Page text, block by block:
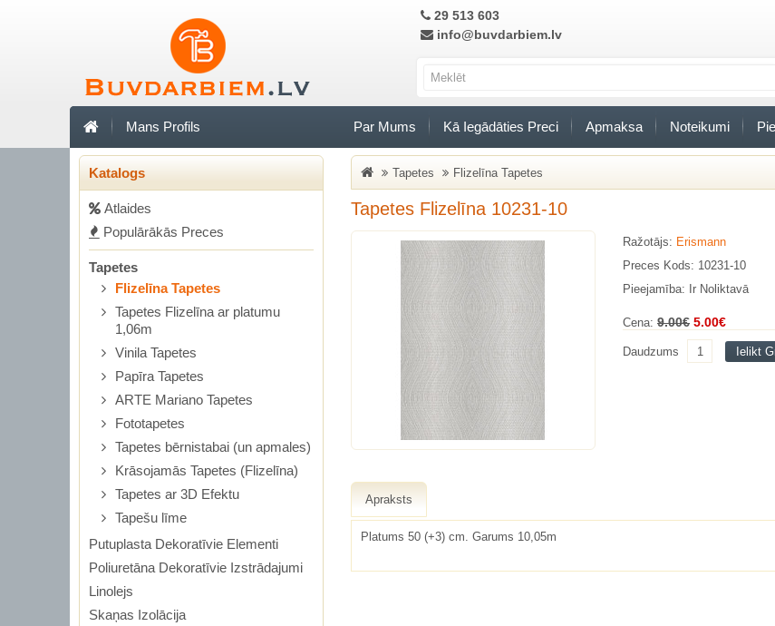
29 513 603
info@buvdarbiem.lv
Mans Profils Par Mums Kā Iegādāties Preci Apmaksa Noteikumi
Katalogs
Аtlaides
Populārākās Preces
Tapetes
Flizelīna Tapetes
Tapetes Flizelīna ar platumu
1,06m
Vinila Tapetes
Papīra Tapetes
ARTE Mariano Tapetes
Fototapetes
Tapetes bērnistabai (un apmales)
Krāsojamās Tapetes (Flizelīna)
Tapetes ar 3D Efektu
Tapešu līme
Putuplasta Dekoratīvie Elementi
Poliuretāna Dekoratīvie Izstrādajumi
Linolejs
Skaņas Izolācija
Tapetes Flizelīna Tapetes
Tapetes Flizelīna 10231-10
Ražotājs: Erismann
Preces Kods: 10231-10
Pieejamība: Ir Noliktavā
Cena: 9.00€ 5.00€
Daudzums Ielikt
Apraksts
Platums 50 (+3) cm. Garums 10,05m